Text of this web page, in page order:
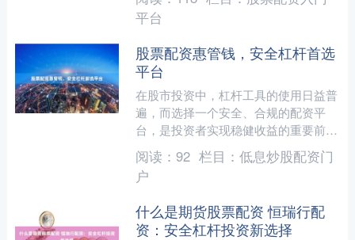
用配资服务，成为每位投资....
平台
股票配资惠管钱，安全杠杆首选
平台
在股市投资中，杠杆工具的使用日益普
遍，而选择一个安全、合规的配资平
台，是投资者实现稳健收益的重要前
提。**惠管钱**作为业内知名的股票配
资平台，始终坚持以用户资....
阅读： 92 栏目： 低息炒股配资门
户
什么是期货股票配资 恒瑞行配
资：安全杠杆投资新选择